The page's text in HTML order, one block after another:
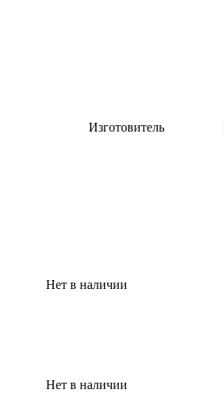
Изготовитель
Нет в наличии
Нет в наличии